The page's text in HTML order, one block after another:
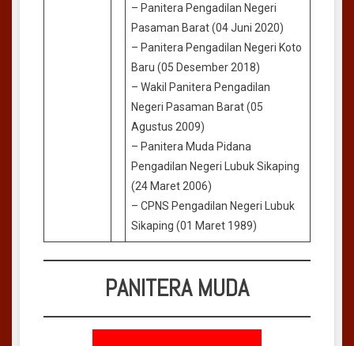
– Panitera Pengadilan Negeri
Pasaman Barat (04 Juni 2020)
– Panitera Pengadilan Negeri Koto
Baru (05 Desember 2018)
– Wakil Panitera Pengadilan
Negeri Pasaman Barat (05
Agustus 2009)
– Panitera Muda Pidana
Pengadilan Negeri Lubuk Sikaping
(24 Maret 2006)
– CPNS Pengadilan Negeri Lubuk
Sikaping (01 Maret 1989)
PANITERA MUDA